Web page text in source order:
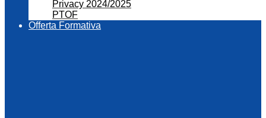
Privacy 2024/2025
PTOF
Offerta Formativa